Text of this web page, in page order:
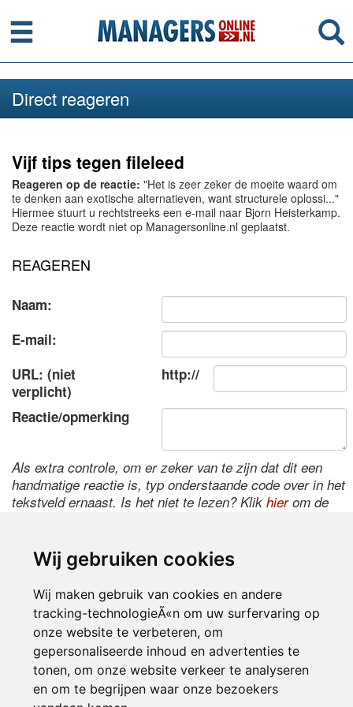
Wij gebruiken cookies
Wij maken gebruik van cookies en andere
tracking-technologieÃ«n om uw surfervaring op
onze website te verbeteren, om
gepersonaliseerde inhoud en advertenties te
tonen, om onze website verkeer te analyseren
en om te begrijpen waar onze bezoekers
Menu
Direct reageren
Vijf tips tegen fileleed
Reageren op de reactie: "Het is zeer zeker de moeite waard om
te denken aan exotische alternatieven, want structurele oplossi..."
Hiermee stuurt u rechtstreeks een e-mail naar Bjorn Heisterkamp.
Deze reactie wordt niet op Managersonline.nl geplaatst.
REAGEREN
Naam:
E-mail:
URL: (niet
verplicht)
http://
Reactie/opmerking
Als extra controle, om er zeker van te zijn dat dit een
handmatige reactie is, typ onderstaande code over in het
tekstveld ernaast. Is het niet te lezen? Klik hierom de
Inloggen